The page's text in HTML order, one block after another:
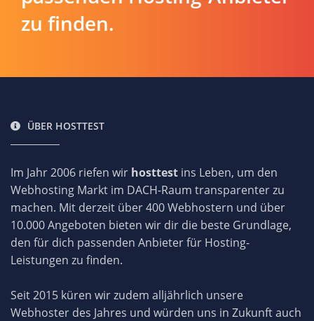
zu finden.
ÜBER HOSTTEST
Im Jahr 2006 riefen wir hosttest ins Leben, um den
Webhosting Markt im DACH-Raum transparenter zu
machen. Mit derzeit über 400 Webhostern und über
10.000 Angeboten bieten wir dir die beste Grundlage,
den für dich passenden Anbieter für Hosting-
Leistungen zu finden.
Seit 2015 küren wir zudem alljährlich unsere
Webhoster des Jahres und würden uns in Zukunft auch